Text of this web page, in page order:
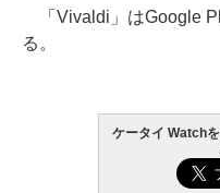
「Vivaldi」はGoogle
る。
ケータイ Watch